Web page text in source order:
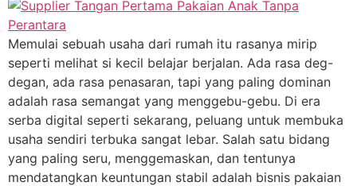
Memulai sebuah usaha dari rumah itu rasanya mirip
seperti melihat si kecil belajar berjalan. Ada rasa deg-
degan, ada rasa penasaran, tapi yang paling dominan
adalah rasa semangat yang menggebu-gebu. Di era
serba digital seperti sekarang, peluang untuk membuka
usaha sendiri terbuka sangat lebar. Salah satu bidang
yang paling seru, menggemaskan, dan tentunya
mendatangkan keuntungan stabil adalah bisnis pakaian